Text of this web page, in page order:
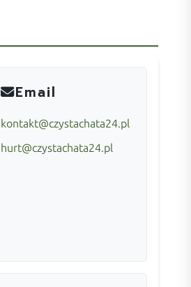
Email
kontakt@czystachata24.pl
hurt@czystachata24.pl